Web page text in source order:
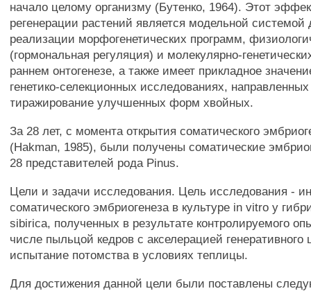
начало целому организму (Бутенко, 1964). Этот
регенерации растений является модельной системой
реализации морфогенетических программ,
(гормональная регуляция) и молекулярно-
раннем онтогенезе, а также имеет прикладное
генетико-селекционных исследованиях,
тиражирование улучшенных форм хвойных.
За 28 лет, с момента открытия соматического
(Hakman, 1985), были получены соматические
28 представителей рода Pinus.
Цели и задачи исследования. Цель исследования -
соматического эмбриогенеза в культуре in vitro у
sibirica, полученных в результате контролируемого
числе пыльцой кедров с акселерацией генеративного
испытание потомства в условиях теплицы.
Для достижения данной цели были поставлены